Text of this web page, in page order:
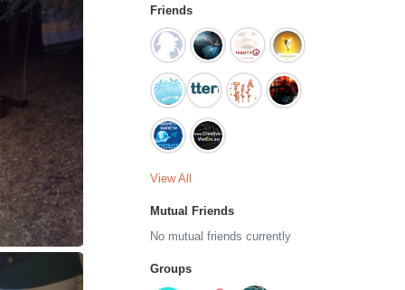
Friends
View All
Mutual Friends
No mutual friends currently
Groups